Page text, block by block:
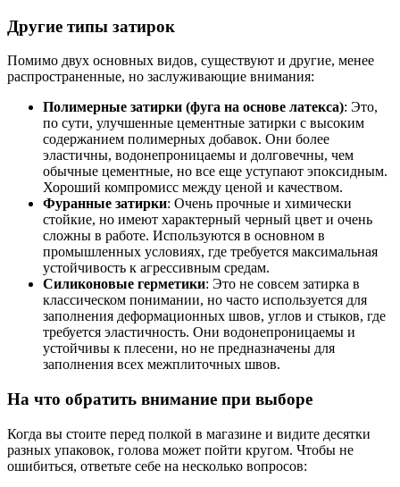
Другие типы затирок
Помимо двух основных видов, существуют и другие, менее
распространенные, но заслуживающие внимания:
Полимерные затирки (фуга на основе латекса): Это,
по сути, улучшенные цементные затирки с высоким
содержанием полимерных добавок. Они более
эластичны, водонепроницаемы и долговечны, чем
обычные цементные, но все еще уступают эпоксидным.
Хороший компромисс между ценой и качеством.
Фуранные затирки: Очень прочные и химически
стойкие, но имеют характерный черный цвет и очень
сложны в работе. Используются в основном в
промышленных условиях, где требуется максимальная
устойчивость к агрессивным средам.
Силиконовые герметики: Это не совсем затирка в
классическом понимании, но часто используется для
заполнения деформационных швов, углов и стыков, где
требуется эластичность. Они водонепроницаемы и
устойчивы к плесени, но не предназначены для
заполнения всех межплиточных швов.
На что обратить внимание при выборе
Когда вы стоите перед полкой в магазине и видите десятки
разных упаковок, голова может пойти кругом. Чтобы не
ошибиться, ответьте себе на несколько вопросов: